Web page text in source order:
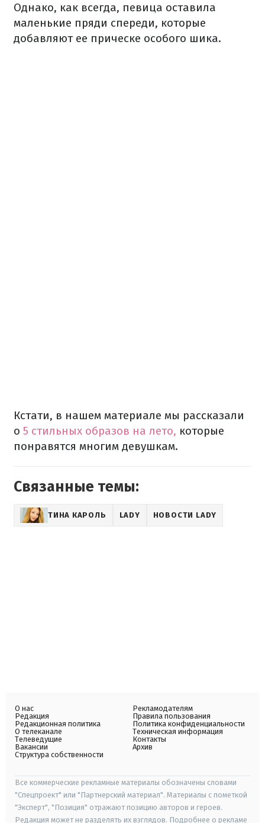
Однако, как всегда, певица оставила
маленькие пряди спереди, которые
добавляют ее прическе особого шика.
Кстати, в нашем материале мы рассказали
о 5 стильных образов на лето, которые
понравятся многим девушкам.
Связанные темы:
ТИНА КАРОЛЬ LADY НОВОСТИ LADY
О нас
Редакция
Редакционная политика
О телеканале
Телеведущие
Вакансии
Структура собственности
Рекламодателям
Правила пользования
Политика конфиденциальности
Техническая информация
Контакты
Архив
Все коммерческие рекламные материалы обозначены словами
"Спецпроект" или "Партнерский материал". Материалы с пометкой
"Эксперт", "Позиция" отражают позицию авторов и героев.
Редакция может не разделять их взглядов. Подробнее о рекламе